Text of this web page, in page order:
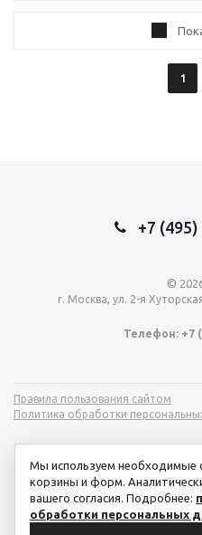
1
+7
©
г. Москва, ул. 2-я
Телефон: +7
Правила пользования сайтом
Политика обработки
Мы используем необходимые
корзины и форм.
вашего согласия. Подробнее:
обработки персональных